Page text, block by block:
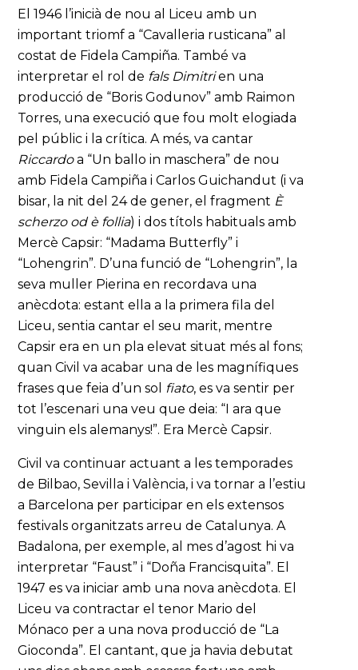
El 1946 l’inicià de nou al Liceu amb un
important triomf a “Cavalleria rusticana” al
costat de Fidela Campiña. També va
interpretar el rol de fals Dimitrien una
producció de “Boris Godunov” amb Raimon
Torres, una execució que fou molt elogiada
pel públic i la crítica. A més, va cantar
Riccardoa “Un ballo in maschera” de nou
amb Fidela Campiña i Carlos Guichandut (i va
bisar, la nit del 24 de gener, el fragment È
scherzo od è follia) i dos títols habituals amb
Mercè Capsir: “Madama Butterfly” i
“Lohengrin”. D’una funció de “Lohengrin”, la
seva muller Pierina en recordava una
anècdota: estant ella a la primera fila del
Liceu, sentia cantar el seu marit, mentre
Capsir era en un pla elevat situat més al fons;
quan Civil va acabar una de les magnífiques
frases que feia d’un sol fiato, es va sentir per
tot l’escenari una veu que deia: “I ara que
vinguin els alemanys!”. Era Mercè Capsir.
Civil va continuar actuant a les temporades
de Bilbao, Sevilla i València, i va tornar a l’estiu
a Barcelona per participar en els extensos
festivals organitzats arreu de Catalunya. A
Badalona, per exemple, al mes d’agost hi va
interpretar “Faust” i “Doña Francisquita”. El
1947 es va iniciar amb una nova anècdota. El
Liceu va contractar el tenor Mario del
Mónaco per a una nova producció de “La
Gioconda”. El cantant, que ja havia debutat